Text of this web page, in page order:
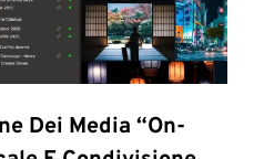
Dei Media “on-